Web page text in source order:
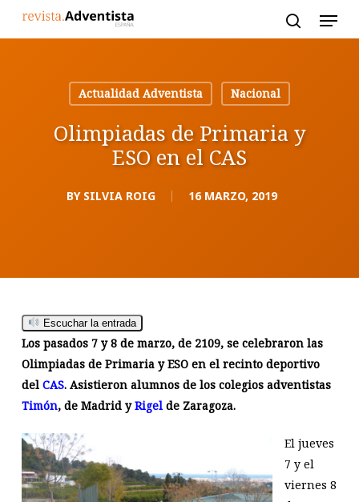
Actualidad Adventista
Nacional
Olimpiadas de Primaria y
ESO en el CAS
BY SILVIA ROIG 16 MARZO, 2019
Escuchar la entrada
Los pasados 7 y 8 de marzo, de 2109, se celebraron las
Olimpiadas de Primaria y ESO en el recinto deportivo
del CAS. Asistieron alumnos de los colegios adventistas
Timón, de Madrid yRigelde Zaragoza.
El jueves
7 y el
viernes 8